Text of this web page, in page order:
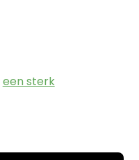
een sterk